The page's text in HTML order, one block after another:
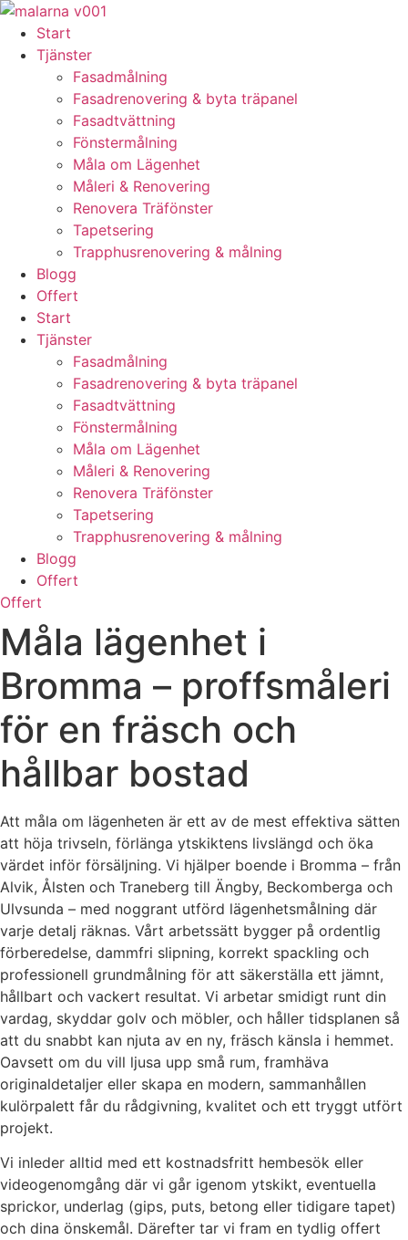
Skip
content
Start
Tjänster
Fasadmålning
Fasadrenovering & byta träpanel
Fasadtvättning
Fönstermålning
Måla om Lägenhet
Måleri & Renovering
Renovera Träfönster
Tapetsering
Trapphusrenovering & målning
Blogg
Offert
Start
Tjänster
Fasadmålning
Fasadrenovering & byta träpanel
Fasadtvättning
Fönstermålning
Måla om Lägenhet
Måleri & Renovering
Renovera Träfönster
Tapetsering
Trapphusrenovering & målning
Blogg
Offert
Offert
Måla lägenhet i
Bromma – proffsmåleri
för en fräsch och
hållbar bostad
Att måla om lägenheten är ett av de mest effektiva sätten
att höja trivseln, förlänga ytskiktens livslängd och öka
värdet inför försäljning. Vi hjälper boende i Bromma – från
Alvik, Ålsten och Traneberg till Ängby, Beckomberga och
Ulvsunda – med noggrant utförd lägenhetsmålning där
varje detalj räknas. Vårt arbetssätt bygger på ordentlig
förberedelse, dammfri slipning, korrekt spackling och
professionell grundmålning för att säkerställa ett jämnt,
hållbart och vackert resultat. Vi arbetar smidigt runt din
vardag, skyddar golv och möbler, och håller tidsplanen så
att du snabbt kan njuta av en ny, fräsch känsla i hemmet.
Oavsett om du vill ljusa upp små rum, framhäva
originaldetaljer eller skapa en modern, sammanhållen
kulörpalett får du rådgivning, kvalitet och ett tryggt utfört
projekt.
Vi inleder alltid med ett kostnadsfritt hembesök eller
videogenomgång där vi går igenom ytskikt, eventuella
sprickor, underlag (gips, puts, betong eller tidigare tapet)
och dina önskemål. Därefter tar vi fram en tydlig offert